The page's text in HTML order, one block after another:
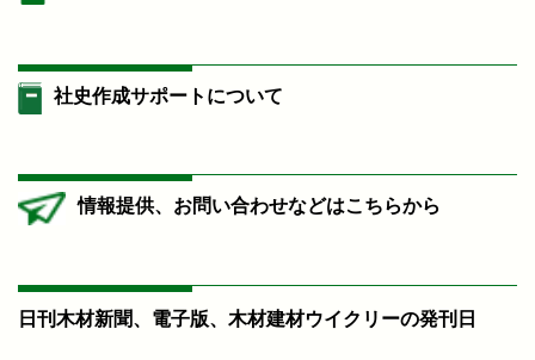
社史作成サポートについて
情報提供、お問い合わせなどはこちらから
日刊木材新聞、電子版、木材建材ウイクリーの発刊日